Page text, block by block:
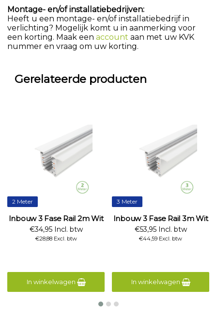
Montage- en/of installatiebedrijven:
Heeft u een montage- en/of installatiebedrijf in
verlichting? Mogelijk komt u in aanmerking voor
een korting. Maak een account aan met uw KVK
nummer en vraag om uw korting.
Gerelateerde producten
2 Meter
Inbouw 3 Fase Rail 2m Wit
€34,95 Incl. btw
€28,88 Excl. btw
In winkelwagen
3 Meter
Inbouw 3 Fase Rail 3m Wit
€53,95 Incl. btw
€44,59 Excl. btw
In winkelwagen